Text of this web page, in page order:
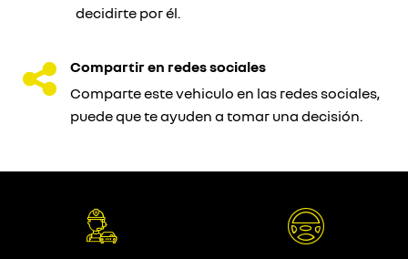
decidirte por él.
Compartir en redes sociales
Comparte este vehiculo en las redes sociales,
puede que te ayuden a tomar una decisión.